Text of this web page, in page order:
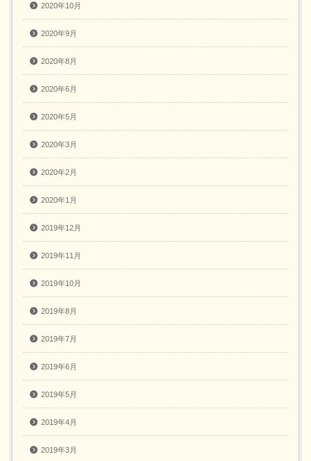
2020年10月
2020年9月
2020年8月
2020年6月
2020年5月
2020年3月
2020年2月
2020年1月
2019年12月
2019年11月
2019年10月
2019年8月
2019年7月
2019年6月
2019年5月
2019年4月
2019年3月